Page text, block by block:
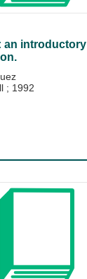
an introductory
; 1992